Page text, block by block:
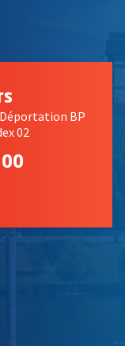
une
RSS
BP
02